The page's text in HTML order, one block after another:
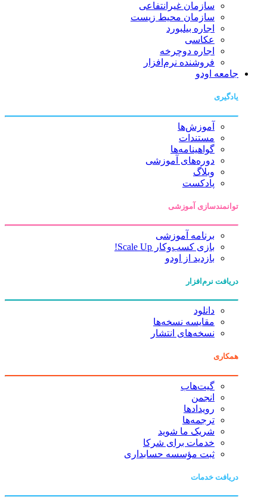
سازمان غیرانتفاعی
سازمان محیط زیست
اجاره بیلبورد
عکاسی
اجاره دوچرخه
فروشنده نرم‌افزار
جامعه اودو
یادگیری
آموزش‌ها
مستندات
گواهینامه‌ها
دوره‌های آموزشی
وبلاگ
پادکست
توانمندسازی آموزشی
برنامه آموزشی
بازی کسب‌وکار Scale Up!
بازدید از اودو
دریافت نرم‌افزار
دانلود
مقایسه نسخه‌ها
نسخه‌های انتشار
همکاری
گیت‌هاب
انجمن
رویدادها
ترجمه‌ها
شریک ما شوید
خدمات برای شرکا
ثبت مؤسسه حسابداری
دریافت خدمات